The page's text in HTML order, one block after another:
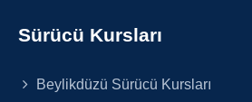
Sürücü Kursları
Beylikdüzü Sürücü Kursları